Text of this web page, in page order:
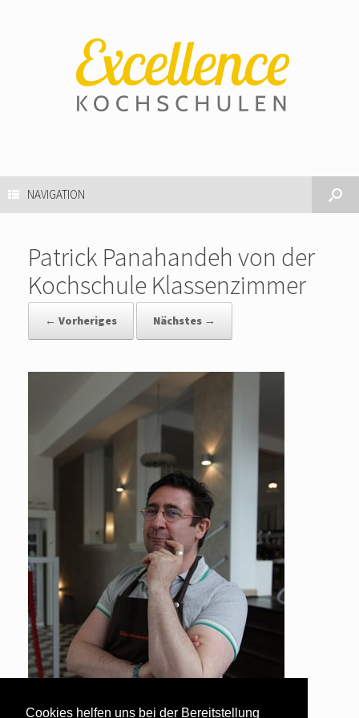
Cookies helfen uns bei der Bereitstellung
NAVIGATION
Patrick Panahandeh von der
Kochschule Klassenzimmer
← Vorheriges Nächstes →